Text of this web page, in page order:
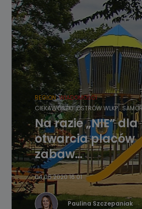
REGION WIADOMOŚCI
CIEKAWOSTKI OSTRÓW WLKP.
Na razie „NIE” dla
otwarcia placów
zabaw…
04.06.2020 16:01
Paulina Szczepaniak